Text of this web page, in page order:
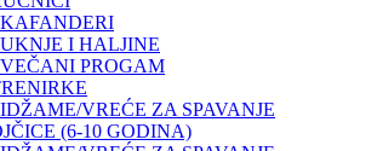
I HALJINE
PROGAM
VREĆE ZA SPAVANJE
(6-10 GODINA)